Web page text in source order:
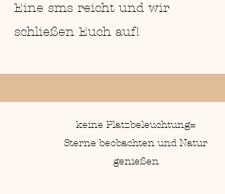
Eine sms reicht und wir
schließen Euch auf!
keine Platzbeleuchtung=
Sterne beobachten und Natur
genießen